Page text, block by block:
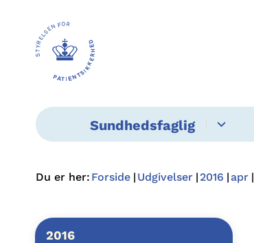
Sundhedsfaglig
Du er her: Forside Udgivelser 2016 apr
2016